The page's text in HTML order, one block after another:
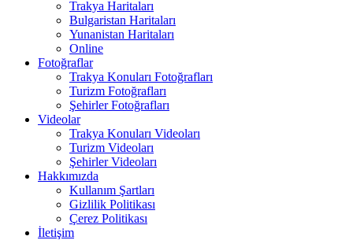
Trakya Haritaları
Bulgaristan Haritaları
Yunanistan Haritaları
Online
Fotoğraflar
Trakya Konuları Fotoğrafları
Turizm Fotoğrafları
Şehirler Fotoğrafları
Videolar
Trakya Konuları Videoları
Turizm Videoları
Şehirler Videoları
Hakkımızda
Kullanım Şartları
Gizlilik Politikası
Çerez Politikası
İletişim